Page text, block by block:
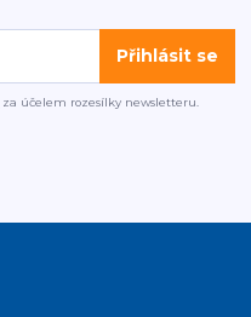
Přihlásit se
za účelem rozesílky newsletteru.